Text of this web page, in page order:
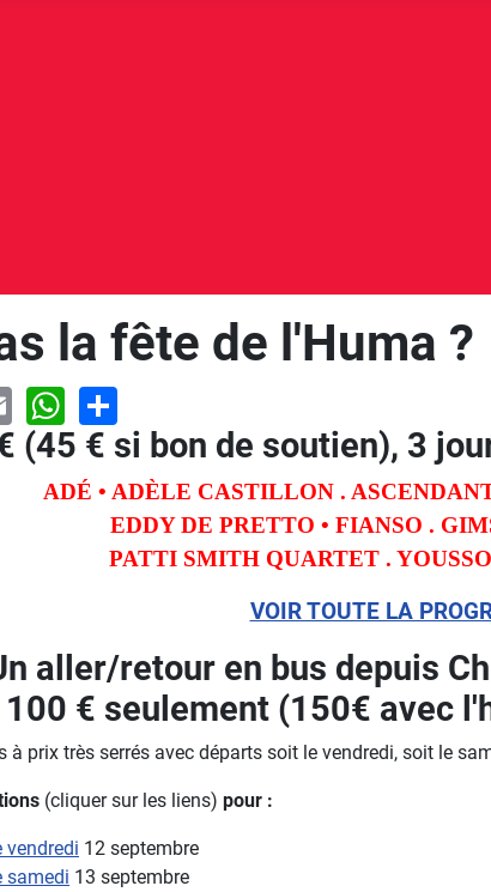
la fête de l'Huma ?
EmailWhatsApp
(45 € si bon de soutien), 3
ADÉ • ADÈLE CASTILLON .
EDDY DE PRETTO • FIANSO .
PATTI SMITH QUARTET .
VOIR TOUTE LA
aller/retour en bus depuis
€ seulement (150€ avec
à prix très serrés avec départs soit le vendredi, soit le
(cliquer sur les liens) pour :
vendredi 12 septembre
samedi 13 septembre